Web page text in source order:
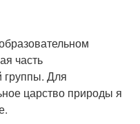
часть
группы. Для
царство природы я